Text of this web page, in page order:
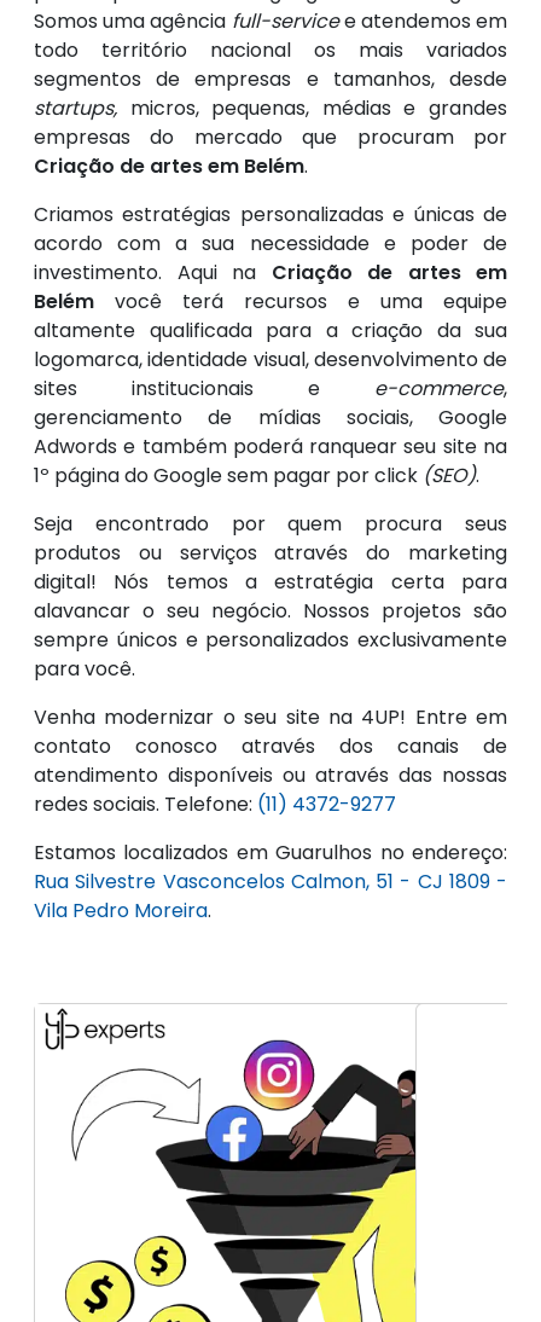
Somos uma agência full-servicee atendemos em
todo território nacional os mais variados
segmentos de empresas e tamanhos, desde
startups, micros, pequenas, médias e grandes
empresas do mercado que procuram por
Criação de artes em Belém.
Criamos estratégias personalizadas e únicas de
acordo com a sua necessidade e poder de
investimento. Aqui na Criação de artes em
Belém você terá recursos e uma equipe
altamente qualificada para a criação da sua
logomarca, identidade visual, desenvolvimento de
sites institucionais e e-commerce,
gerenciamento de mídias sociais, Google
Adwords e também poderá ranquear seu site na
1º página do Google sem pagar por click (SEO).
Seja encontrado por quem procura seus
produtos ou serviços através do marketing
digital! Nós temos a estratégia certa para
alavancar o seu negócio. Nossos projetos são
sempre únicos e personalizados exclusivamente
para você.
Venha modernizar o seu site na 4UP! Entre em
contato conosco através dos canais de
atendimento disponíveis ou através das nossas
redes sociais. Telefone: (11) 4372-9277
Estamos localizados em Guarulhos no endereço:
Rua Silvestre Vasconcelos Calmon, 51 - CJ 1809 -
Vila Pedro Moreira.
Como Divulgar no Google